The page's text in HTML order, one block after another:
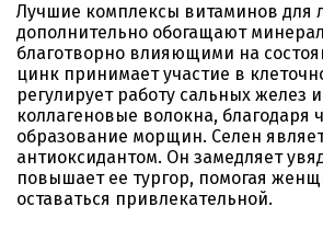
Лучшие комплексы витаминов для
дополнительно обогащают
благотворно влияющими на
цинк принимает участие в
регулирует работу сальных желез
коллагеновые волокна, благодаря
образование морщин. Селен
антиоксидантом. Он замедляет
повышает ее тургор, помогая
оставаться привлекательной.